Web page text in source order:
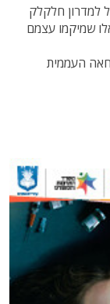
למדרון חלקלק
שמיקמו עצמם
העממית